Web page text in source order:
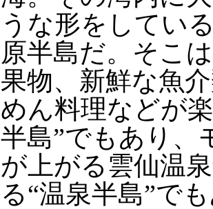
うな形をしてい
原半島だ。そこ
果物、新鮮な魚
めん料理などが
半島”でもあり、
が上がる雲仙温
る“温泉半島”で